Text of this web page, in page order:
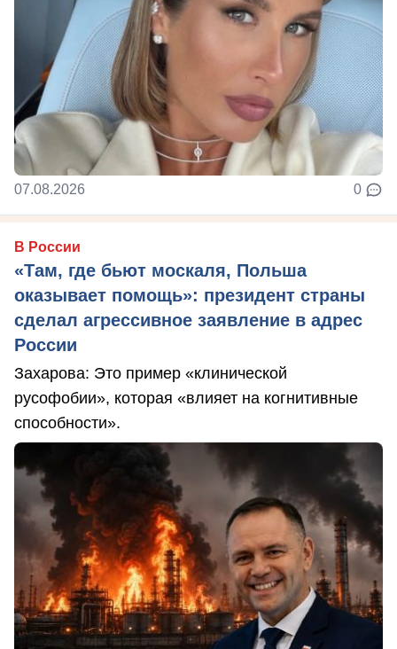
07.08.2026 0
В России
«Там, где бьют москаля, Польша
оказывает помощь»: президент страны
сделал агрессивное заявление в адрес
России
Захарова: Это пример «клинической
русофобии», которая «влияет на когнитивные
способности».